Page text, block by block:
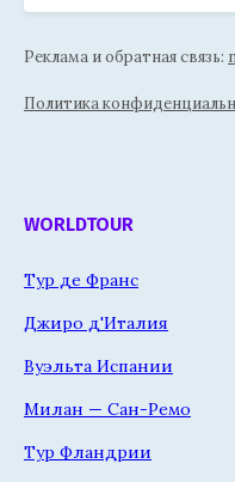
Реклама и обратная связь:
Политика
WORLDTOUR
Тур де Франс
Джиро д'Италия
Вуэльта Испании
Милан — Сан-Ремо
Тур Фландрии